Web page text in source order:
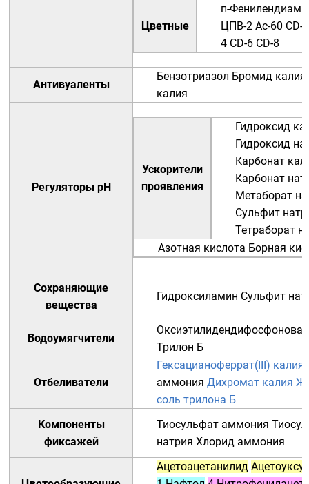
Цветные
п-
ЦПВ-2 Ac-60 CD-2
4 CD-6 CD-8
Антивуаленты
Бензотриазол Бромид калия
калия
Регуляторы pH
Ускорители
проявления
Гидроксид
Гидроксид
Карбонат
Карбонат
Метаборат
Сульфит
Тетраборат
Азотная кислота Борная
Сохраняющие
вещества
Гидроксиламин Сульфит
Водоумягчители
Трилон Б
Отбеливатели
Гексацианоферрат(III) калия
аммония Дихромат калия
соль трилона Б
Компоненты
фиксажей
Тиосульфат аммония
натрия Хлорид аммония
Ацетоацетанилид